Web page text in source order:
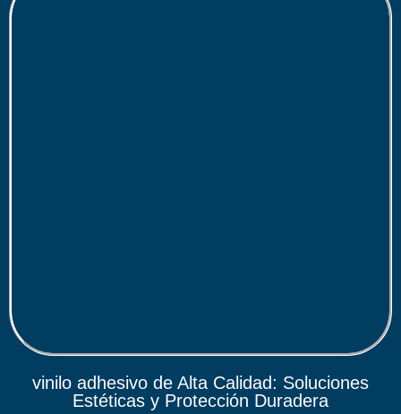
vinilo adhesivo de Alta Calidad: Soluciones
Estéticas y Protección Duradera